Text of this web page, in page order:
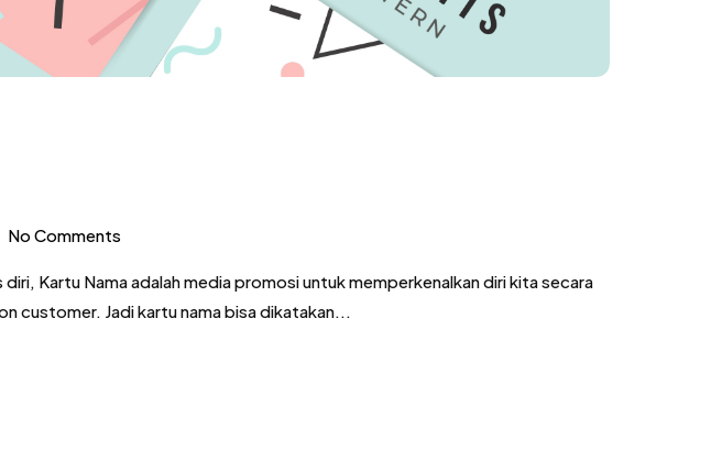
No Comments
Kartu Nama adalah media promosi untuk memperkenalkan diri kita secara
customer. Jadi kartu nama bisa dikatakan...